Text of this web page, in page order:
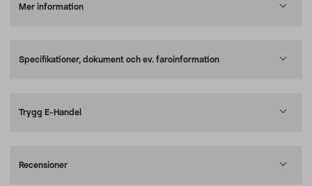
Mer information
Specifikationer, dokument och ev. faroinformation
Trygg E-Handel
Recensioner